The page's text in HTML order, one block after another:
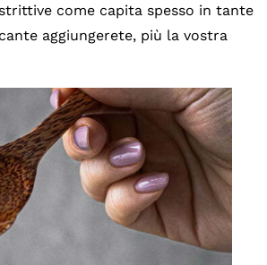
come capita spesso in tante
aggiungerete, più la vostra